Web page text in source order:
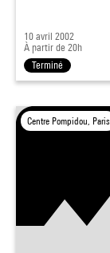
10 avril 2002
À partir de 20h
Terminé
Centre Pompidou, Paris